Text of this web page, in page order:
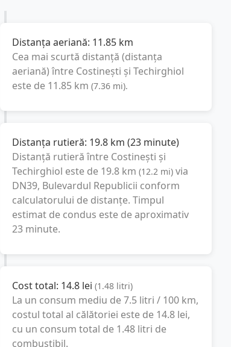
Distanța aeriană: 11.85 km
Cea mai scurtă distanță (distanța
aeriană) între Costinești și Techirghiol
este de 11.85 km (7.36 mi).
Distanța rutieră: 19.8 km (23 minute)
Distanță rutieră între Costinești și
Techirghiol este de 19.8 km (12.2 mi) via
DN39, Bulevardul Republicii conform
calculatorului de distanțe. Timpul
estimat de condus este de aproximativ
23 minute.
Cost total: 14.8 lei (1.48 litri)
La un consum mediu de7.5 litri / 100 km,
costul total al călătoriei este de 14.8 lei,
cu un consum total de 1.48 litri de
combustibil.